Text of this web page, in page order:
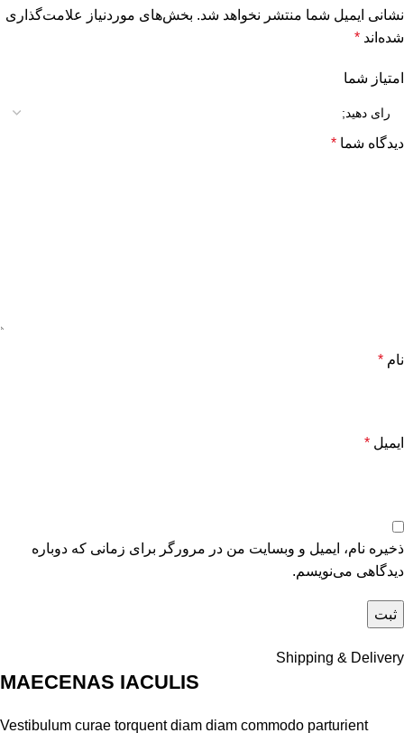
نشانی ایمیل شما منتشر نخواهد شد. بخش‌های موردنیاز علامت‌گذاری
شده‌اند *
امتیاز شما
دیدگاه شما *
نام *
ایمیل *
ذخیره نام، ایمیل و وبسایت من در مرورگر برای زمانی که دوباره
دیدگاهی می‌نویسم.
Shipping & Delivery
MAECENAS IACULIS
Vestibulum curae torquent diam diam commodo parturient